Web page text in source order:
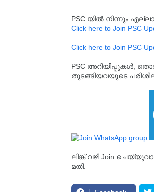
PSC യിൽ നിന്നും
Click here to Join PSC
Click here to Join PSC
PSC അറിയിപ്പുകൾ,
തുടങ്ങിയവയുടെ
ലിങ്ക് വഴി Join
മതി.